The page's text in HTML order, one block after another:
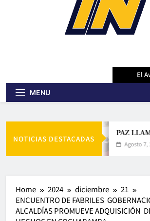
MENU
El
NOTICIAS DESTACADAS
PAZ
Agosto 7,
Home 2024 diciembre
21
ENCUENTRO DE FABRILES
ALCALDÍAS PROMUEVE ADQUISICIÓN